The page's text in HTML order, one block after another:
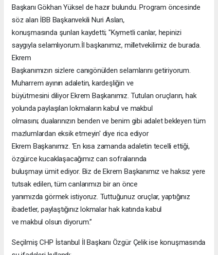
Başkanı Gökhan Yüksel de hazır bulundu. Program öncesinde
söz alan İBB Başkanvekili Nuri Aslan,
konuşmasında şunları kaydetti; "Kıymetli canlar, hepinizi
saygıyla selamlıyorum.İl başkanımız, milletvekilimiz de burada.
Ekrem
Başkanımızın sizlere canıgönülden selamlarını getiriyorum.
Muharrem ayının adaletin, kardeşliğin ve
büyütmesini diliyor Ekrem Başkanımız. Tutulan oruçların, hak
yolunda paylaşılan lokmaların kabul ve makbul
olmasını; dualarınızın benden ve benim gibi adalet bekleyen tüm
mazlumlardan eksik etmeyin' diye rica ediyor
Ekrem Başkanımız. 'En kısa zamanda adaletin tecelli ettiği,
özgürce kucaklaşacağımız can sofralarında
buluşmayı ümit ediyor. Biz de Ekrem Başkanımız ve haksız yere
tutsak edilen, tüm canlarımızı bir an önce
yanımızda görmek istiyoruz. Tuttuğunuz oruçlar, yaptığınız
ibadetler, paylaştığınız lokmalar hak katında kabul
ve makbul olsun diyorum.”
Seçilmiş CHP İstanbul İl Başkanı Özgür Çelik ise konuşmasında